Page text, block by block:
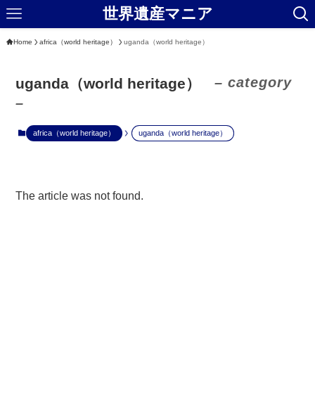
世界遺産マニア
Home africa（world heritage） uganda（world heritage）
uganda（world heritage）
– category
–
africa（world heritage） uganda（world heritage）
The article was not found.